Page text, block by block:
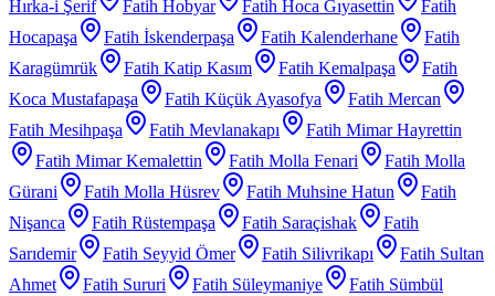
Hırka-i Şerif Fatih Hobyar Fatih Hoca Gıyasettin
Fatih
Hocapaşa
Fatih İskenderpaşa Fatih Kalenderhane
Fatih
Karagümrük
Fatih Katip Kasım Fatih Kemalpaşa
Fatih
Koca Mustafapaşa
Fatih Küçük Ayasofya
Fatih Mercan
Fatih Mesihpaşa
Fatih Mevlanakapı
Fatih Mimar Hayrettin
Fatih Mimar Kemalettin
Fatih Molla Fenari
Fatih Molla
Gürani
Fatih Molla Hüsrev Fatih Muhsine Hatun
Fatih
Nişanca
Fatih Rüstempaşa Fatih Saraçishak
Fatih
Sarıdemir
Fatih Seyyid Ömer Fatih Silivrikapı
Fatih Sultan
Ahmet
Fatih Sururi Fatih Süleymaniye
Fatih Sümbül